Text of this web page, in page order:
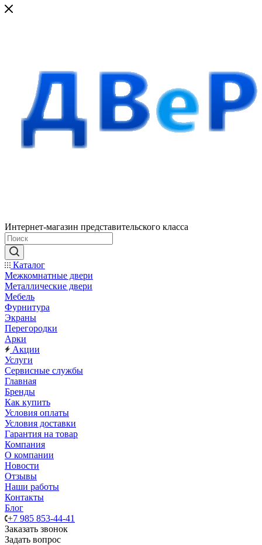
Интернет-магазин представительского класса
Каталог
Межкомнатные двери
Металлические двери
Мебель
Фурнитура
Экраны
Перегородки
Арки
Акции
Услуги
Сервисные службы
Главная
Бренды
Как купить
Условия оплаты
Условия доставки
Гарантия на товар
Компания
О компании
Новости
Отзывы
Наши работы
Контакты
Блог
+7 985 853-44-41
Заказать звонок
Задать вопрос